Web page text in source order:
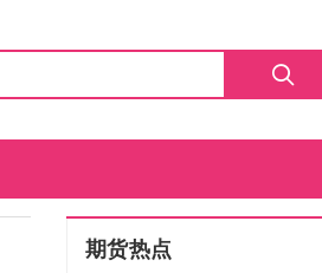
期货热点